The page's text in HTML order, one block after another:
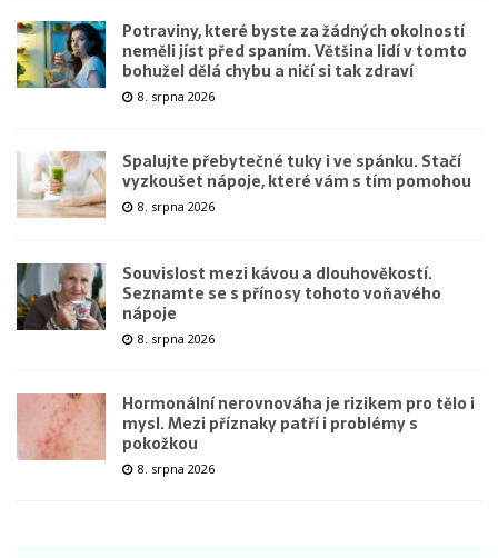
Potraviny, které byste za žádných okolností
neměli jíst před spaním. Většina lidí v tomto
bohužel dělá chybu a ničí si tak zdraví
8. srpna 2026
Spalujte přebytečné tuky i ve spánku. Stačí
vyzkoušet nápoje, které vám s tím pomohou
8. srpna 2026
Souvislost mezi kávou a dlouhověkostí.
Seznamte se s přínosy tohoto voňavého
nápoje
8. srpna 2026
Hormonální nerovnováha je rizikem pro tělo i
mysl. Mezi příznaky patří i problémy s
pokožkou
8. srpna 2026